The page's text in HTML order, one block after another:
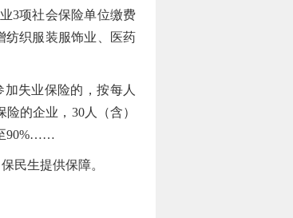
3项社会保险单位缴费
纺织服装服饰业、医药
失业保险的，按每人
的企业，30人（含）
90%……
民生提供保障。